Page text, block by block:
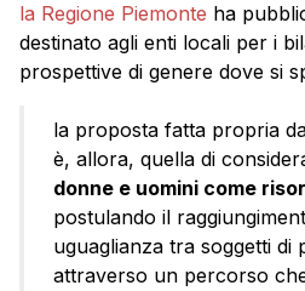
la Regione Piemonte ha
destinato agli enti locali per i
prospettive di genere dove si
la proposta fatta propria
è, allora, quella di
donne e uomini come
postulando il
uguaglianza tra soggetti di
attraverso un percorso